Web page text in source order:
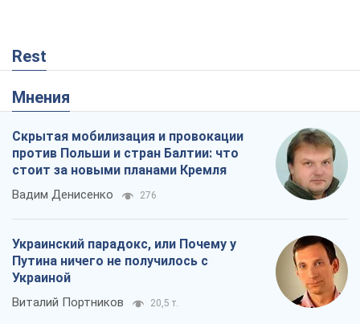
Rest
Мнения
Скрытая мобилизация и провокации
против Польши и стран Балтии: что
стоит за новыми планами Кремля
Вадим Денисенко 276
Украинский парадокс, или Почему у
Путина ничего не получилось с
Украиной
Виталий Портников 20,5 т.